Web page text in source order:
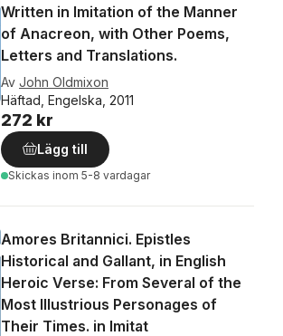
Written in Imitation of the Manner
of Anacreon, with Other Poems,
Letters and Translations.
Av John Oldmixon
Häftad, Engelska, 2011
272 kr
Lägg till
Skickas inom 5-8 vardagar
Amores Britannici. Epistles
Historical and Gallant, in English
Heroic Verse: From Several of the
Most Illustrious Personages of
Their Times. in Imitat